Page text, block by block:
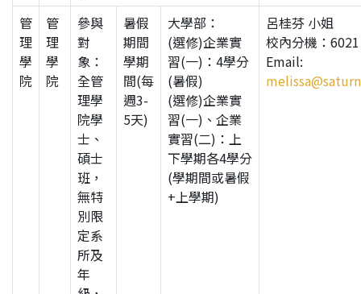
管
理
學
院
管
理
學
院
參與
對
象：
全管
理學
院學
士、
碩士
班，
無特
別限
定系
所及
年
暑假
期間
學期
間(每
週3-
5天)
大學部：
(選修)企業實
習(一)：4學分
(暑假)
(選修)企業實
習(一)、企業
實習(二)：上
下學期各4學分
(學期間或暑假
+上學期)
呂桂芬 小姐
校內分機：6021
Email: